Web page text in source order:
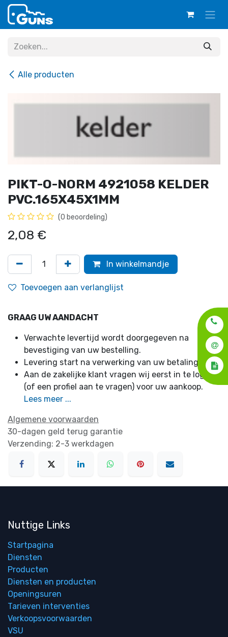
Overslaan naar inhoud
Alle producten
PIKT-O-NORM 4921058 KELDER
PVC.165X45X1MM
(0 beoordeling)
2,08 €
In winkelmandje
Toevoegen aan verlanglijst
GRAAG UW AANDACHT
Verwachte levertijd wordt doorgegeven na
bevestiging van uw bestelling.
Levering start na verwerking van uw betaling.
Aan de zakelijke klant vragen wij eerst in te loggen
(of een profiel aan te vragen) voor uw aankoop.
Lees meer ...
Algemene voorwaarden
30-dagen geld terug garantie
Verzending: 2-3 werkdagen
Nuttige Links
Startpagina
Diensten
Producten
Diensten en producten
Openingsuren
Tarieven interventies
Verkoopsvoorwaarden
VSU